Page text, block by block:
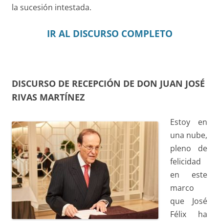
la sucesión intestada.
IR AL DISCURSO COMPLETO
DISCURSO DE RECEPCIÓN DE DON JUAN JOSÉ
RIVAS MARTÍNEZ
Estoy en
una nube,
pleno de
felicidad
en este
marco
que José
Félix ha